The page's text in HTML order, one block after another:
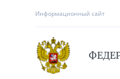
Информационный сайт